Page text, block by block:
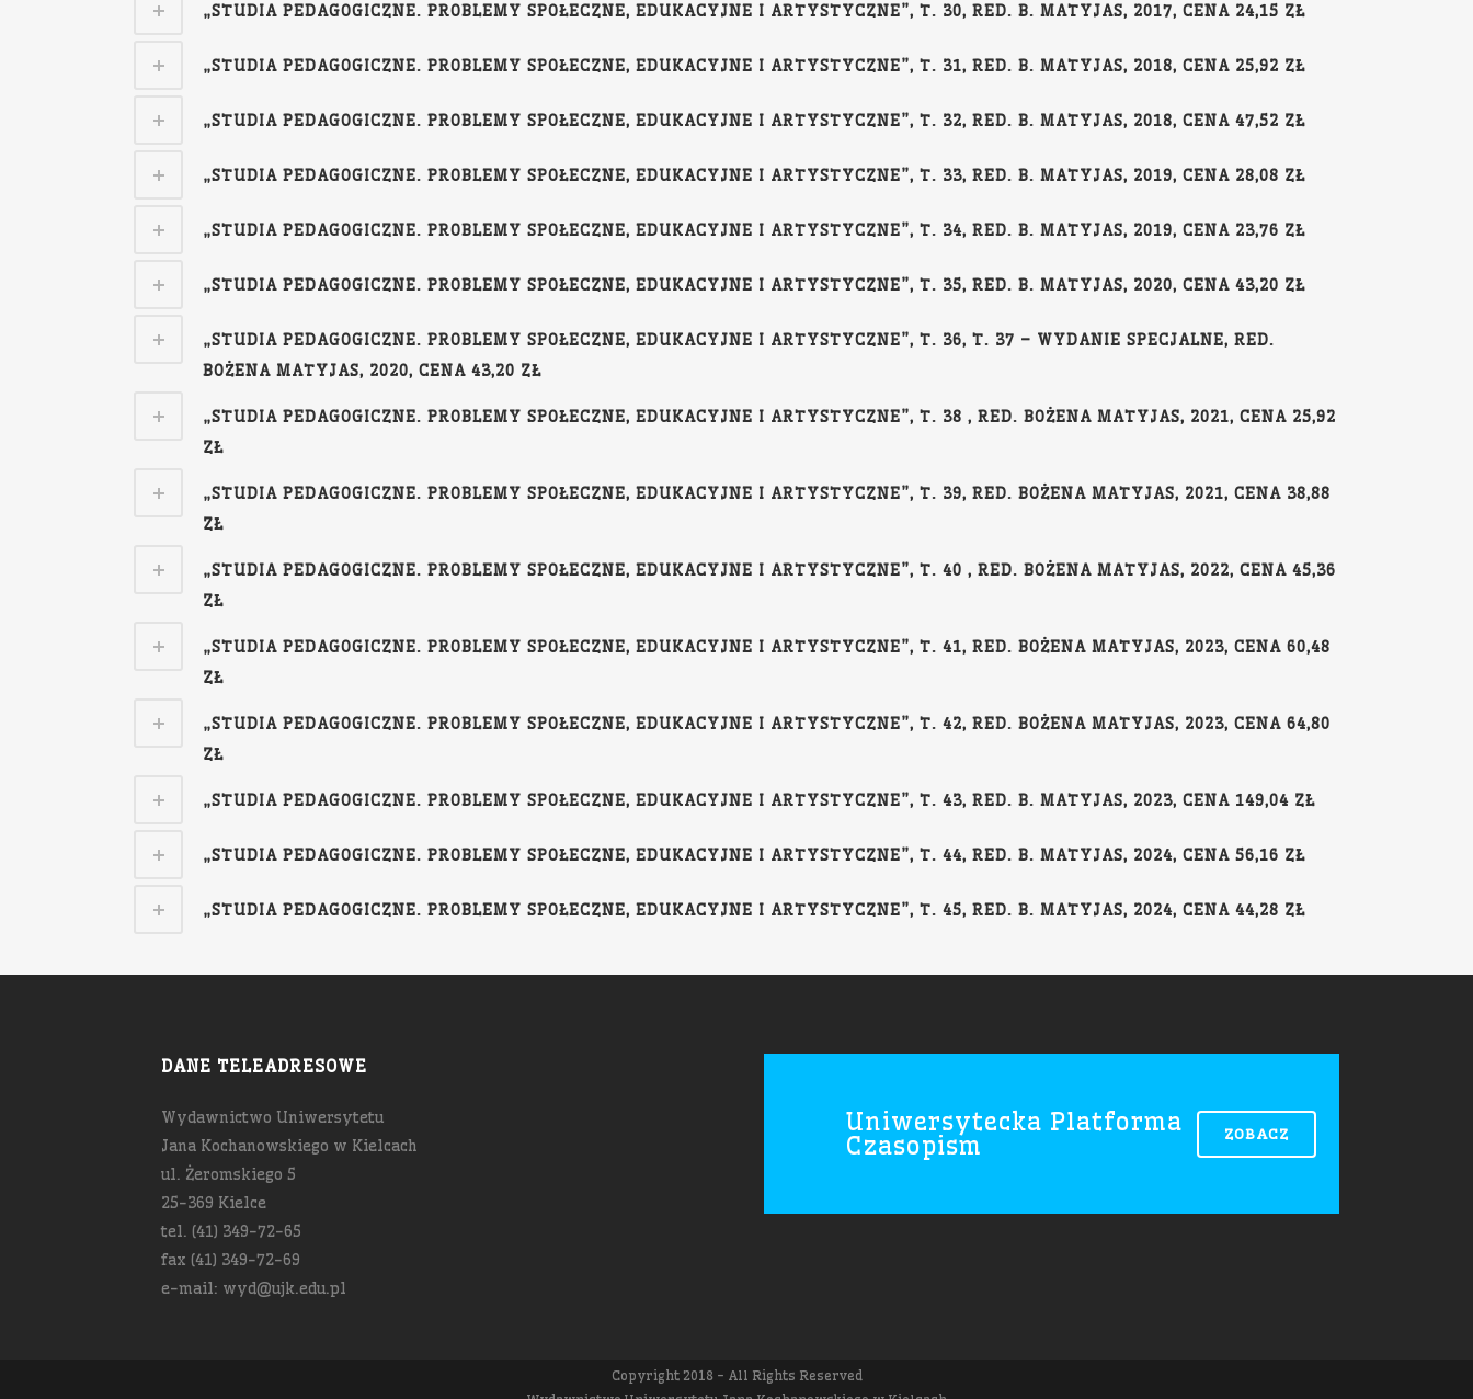
„STUDIA PEDAGOGICZNE. PROBLEMY SPOŁECZNE, EDUKACYJNE I ARTYSTYCZNE”, T. 30, RED. B. MATYJAS, 2017, CENA 24,15 ZŁ
„STUDIA PEDAGOGICZNE. PROBLEMY SPOŁECZNE, EDUKACYJNE I ARTYSTYCZNE”, T. 31, RED. B. MATYJAS, 2018, CENA 25,92 ZŁ
„STUDIA PEDAGOGICZNE. PROBLEMY SPOŁECZNE, EDUKACYJNE I ARTYSTYCZNE”, T. 32, RED. B. MATYJAS, 2018, CENA 47,52 ZŁ
„STUDIA PEDAGOGICZNE. PROBLEMY SPOŁECZNE, EDUKACYJNE I ARTYSTYCZNE”, T. 33, RED. B. MATYJAS, 2019, CENA 28,08 ZŁ
„STUDIA PEDAGOGICZNE. PROBLEMY SPOŁECZNE, EDUKACYJNE I ARTYSTYCZNE”, T. 34, RED. B. MATYJAS, 2019, CENA 23,76 ZŁ
„STUDIA PEDAGOGICZNE. PROBLEMY SPOŁECZNE, EDUKACYJNE I ARTYSTYCZNE”, T. 35, RED. B. MATYJAS, 2020, CENA 43,20 ZŁ
„STUDIA PEDAGOGICZNE. PROBLEMY SPOŁECZNE, EDUKACYJNE I ARTYSTYCZNE”, T. 36, T. 37 – WYDANIE SPECJALNE, RED.
BOŻENA MATYJAS, 2020, CENA 43,20 ZŁ
„STUDIA PEDAGOGICZNE. PROBLEMY SPOŁECZNE, EDUKACYJNE I ARTYSTYCZNE”, T. 38 , RED. BOŻENA MATYJAS, 2021, CENA 25,92
ZŁ
„STUDIA PEDAGOGICZNE. PROBLEMY SPOŁECZNE, EDUKACYJNE I ARTYSTYCZNE”, T. 39, RED. BOŻENA MATYJAS, 2021, CENA 38,88
ZŁ
„STUDIA PEDAGOGICZNE. PROBLEMY SPOŁECZNE, EDUKACYJNE I ARTYSTYCZNE”, T. 40 , RED. BOŻENA MATYJAS, 2022, CENA 45,36
ZŁ
„STUDIA PEDAGOGICZNE. PROBLEMY SPOŁECZNE, EDUKACYJNE I ARTYSTYCZNE”, T. 41, RED. BOŻENA MATYJAS, 2023, CENA 60,48
ZŁ
„STUDIA PEDAGOGICZNE. PROBLEMY SPOŁECZNE, EDUKACYJNE I ARTYSTYCZNE”, T. 42, RED. BOŻENA MATYJAS, 2023, CENA 64,80
ZŁ
„STUDIA PEDAGOGICZNE. PROBLEMY SPOŁECZNE, EDUKACYJNE I ARTYSTYCZNE”, T. 43, RED. B. MATYJAS, 2023, CENA 149,04 ZŁ
„STUDIA PEDAGOGICZNE. PROBLEMY SPOŁECZNE, EDUKACYJNE I ARTYSTYCZNE”, T. 44, RED. B. MATYJAS, 2024, CENA 56,16 ZŁ
„STUDIA PEDAGOGICZNE. PROBLEMY SPOŁECZNE, EDUKACYJNE I ARTYSTYCZNE”, T. 45, RED. B. MATYJAS, 2024, CENA 44,28 ZŁ
DANE TELEADRESOWE
Wydawnictwo Uniwersytetu
Jana Kochanowskiego w Kielcach
ul. Żeromskiego 5
25-369 Kielce
tel. (41) 349-72-65
fax (41) 349-72-69
e-mail: wyd@ujk.edu.pl
Uniwersytecka Platforma
Czasopism ZOBACZ
Copyright 2018 - All Rights Reserved